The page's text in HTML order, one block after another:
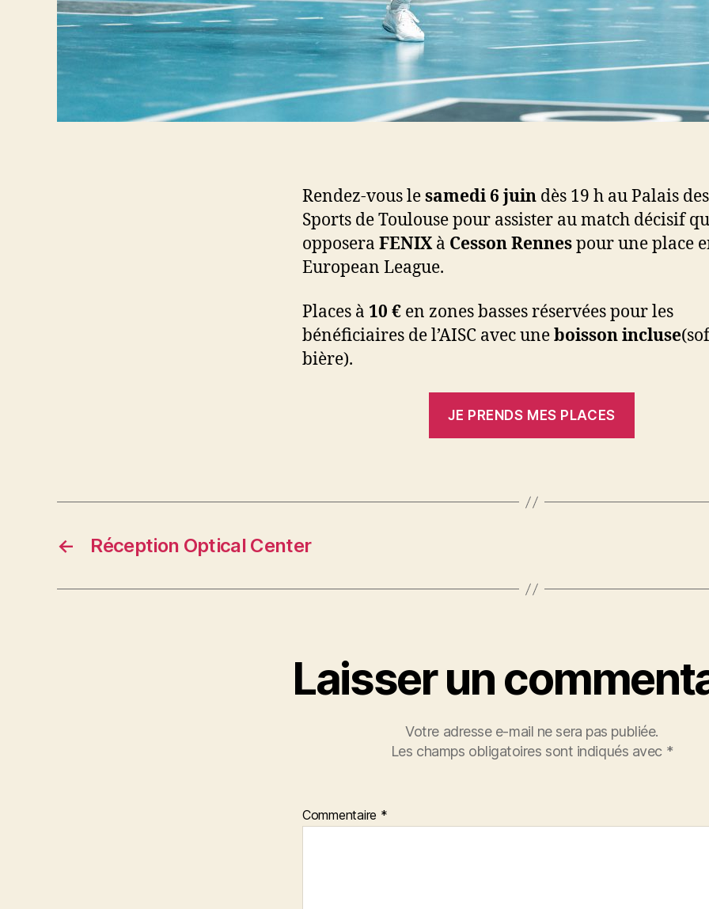
Rendez-vous lesamedi 6 juin dès 19 h au Palais des
Sports de Toulouse pour assister au match décisif
opposera FENIXà Cesson Rennespour une place
European League.
Places à 10 € en zones basses réservées pour les
bénéficiaires de l’AISC avec uneboisson incluse
bière).
JE PRENDS MES PLACES
← Réception Optical Center
Laisser un
Votre adresse e-mail ne sera pas publiée.
Les champs obligatoires sont indiqués avec *
Commentaire *